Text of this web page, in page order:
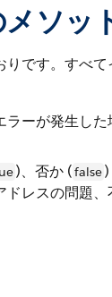
ソッ
です。すべて
ーが発生した
)、否か (false
レスの問題